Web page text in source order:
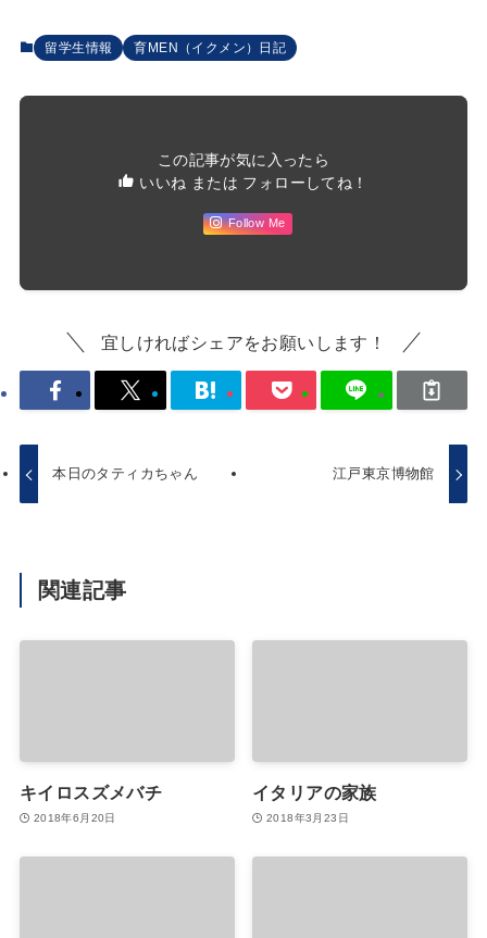
留学生情報 育MEN（イクメン）日記
この記事が気に入ったら
いいね または フォローしてね！
Follow Me
宜しければシェアをお願いします！
本日のタティカちゃん 江戸東京博物館
関連記事
キイロスズメバチ
2018年6月20日
イタリアの家族
2018年3月23日